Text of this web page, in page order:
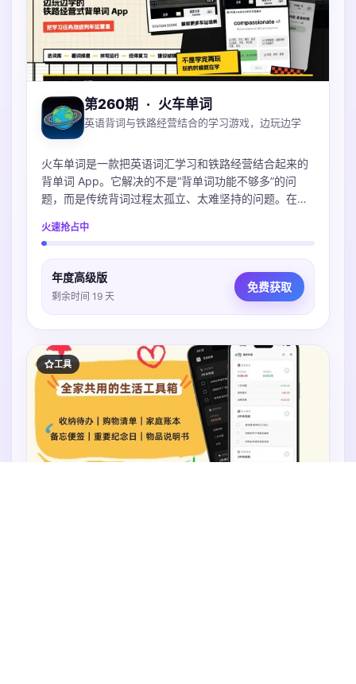
第260期 · 火车单词
英语背词与铁路经营结合的学习游戏，边玩边学
火车单词是一款把英语词汇学习和铁路经营结合起来的
背单词 App。它解决的不是“背单词功能不够多”的问
题，而是传统背词过程太孤立、太难坚持的问题。在
习来完成不同学习任务；这些任务会对应列车运营、经
到：今天不是只完成了几个单词数字，而是在推进自己
的铁路世界。
火速抢占中
年度高级版
剩余时间 19 天
免费获取
工具